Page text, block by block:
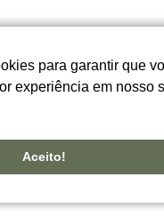
para garantir que
experiência em nosso
Aceito!
Lagoa Dourada 471
RJ